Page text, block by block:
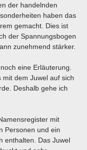
der handelnden
haben das
gemacht. Dies ist
der Spannungsbogen
zunehmend stärker.
eine Erläuterung.
dem Juwel auf sich
Deshalb gehe ich
mit
Personen und ein
enthalten. Das Juwel